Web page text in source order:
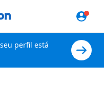
perfil está